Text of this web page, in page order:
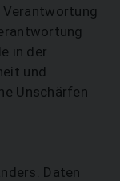
Verantwortung
in der
und
Unschärfen
Daten